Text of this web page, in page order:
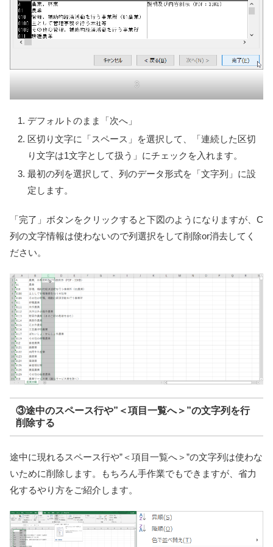
3
デフォルトのまま「次へ」
区切り文字に「スペース」を選択して、「連続した区切
り文字は1文字として扱う」にチェックを入れます。
最初の列を選択して、列のデータ形式を「文字列」に設
定します。
「完了」ボタンをクリックすると下図のようになりますが、C
列の文字情報は使わないので列選択をして削除or消去してく
ださい。
③途中のスペース行や”＜項目一覧へ＞”の文字列を行
削除する
途中に現れるスペース行や”＜項目一覧へ＞”の文字列は使わな
いために削除します。もちろん手作業でもできますが、省力
化するやり方をご紹介します。